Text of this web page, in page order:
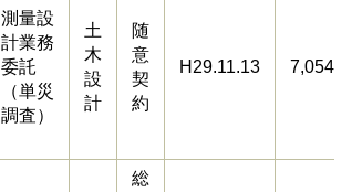
測量設
計業務
委託
（単災
調査）
土
木
設
計
随
意
契
約
H29.11.13
総